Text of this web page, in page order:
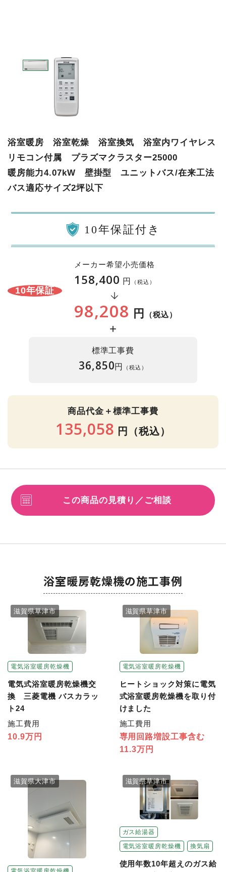
浴室暖房 浴室乾燥 浴室換気 浴室内ワイヤレス
リモコン付属 プラズマクラスター25000
暖房能力4.07kW 壁掛型 ユニットバス/在来工法
バス適応サイズ2坪以下
10年保証付き
10年保証
メーカー希望小売価格
158,400 円 （税込）
98,208 円 （税込）
+
標準工事費
36,850円 （税込）
商品代金＋標準工事費
135,058 円 （税込）
この商品の見積り／ご相談
浴室暖房乾燥機の施工事例
電気浴室暖房乾燥機
滋賀県草津市
電気式浴室暖房乾燥機交
換 三菱電機 バスカラッ
ト24
施工費用
10.9万円
電気浴室暖房乾燥機
滋賀県草津市
ヒートショック対策に電気
式浴室暖房乾燥機を取り付
けました
施工費用
専用回路増設工事含む
11.3万円
滋賀県大津市
ガス給湯器
電気浴室暖房乾燥機
換気扇
滋賀県草津市
使用年数10年超えのガス給